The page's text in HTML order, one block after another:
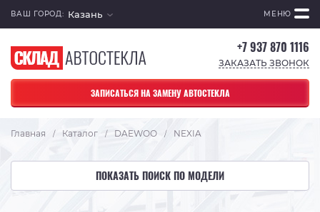
ВАШ ГОРОД: Казань МЕНЮ
+7 937 870 1116
ЗАКАЗАТЬ ЗВОНОК
ЗАПИСАТЬСЯ НА ЗАМЕНУ АВТОСТЕКЛА
Главная / Каталог / DAEWOO / NEXIA
ПОКАЗАТЬ ПОИСК ПО МОДЕЛИ